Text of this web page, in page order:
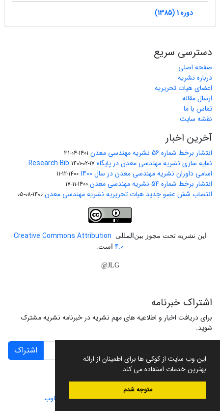
این وب سایت از کوکی ها برای اطمینان از ارائه
بهترین خدمات استفاده می کند.
متوجه شدم
دوره 1 (1385)
دسترسی سریع
صفحه اصلی
درباره نشریه
اعضای هیات تحریریه
ارسال مقاله
تماس با ما
نقشه سایت
آخرین اخبار
انتشار برخط شماره 56 نشریه مهندسی معدن 1401-04-31
نمایه سازی نشریه مهندسی معدن در پایگاه Research Bib 1401-02-17
اسامی داوران نشریه مهندسی معدن در سال 1400 1400-12-11
انتشار برخط شماره 54 نشریه مهندسی معدن 1400-11-17
انتصاب شش عضو جدید هیات تحریریه نشریه مهندسی معدن 1400-08-05
این نشریه تحت مجوز بین‌المللی
Creative Commons Attribution
4.0 است.
JLG@
اشتراک خبرنامه
برای دریافت اخبار و اطلاعیه های مهم نشریه در خبرنامه نشریه مشترک
شوید.
اشتراک
سامانه مدیریت نشریات علمی.طراحی و پیاده سازی از سیناوب